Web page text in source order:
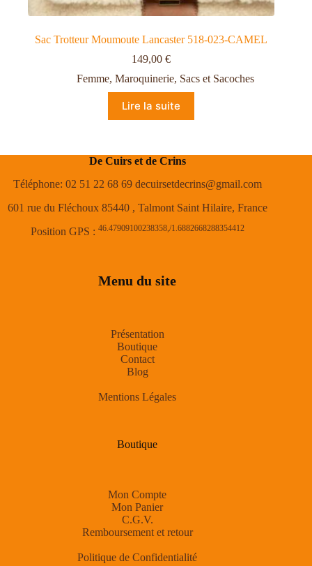
Sac Trotteur Moumoute Lancaster 518-023-CAMEL
149,00€
Femme, Maroquinerie, Sacs et Sacoches
Lire la suite
De Cuirs et de Crins
Téléphone: 02 51 22 68 69 decuirsetdecrins@gmail.com
601 rue du Fléchoux 85440 , Talmont Saint Hilaire, France
Position GPS : 46.47909100238358,/1.6882668288354412
Menu du site
Présentation
Boutique
Contact
Blog
Mentions Légales
Boutique
Mon Compte
Mon Panier
C.G.V.
Remboursement et retour
Politique de Confidentialité